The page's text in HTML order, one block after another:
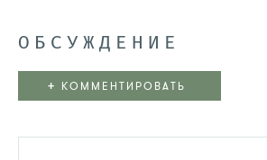
ОБСУЖДЕНИЕ
+ КОММЕНТИРОВАТЬ